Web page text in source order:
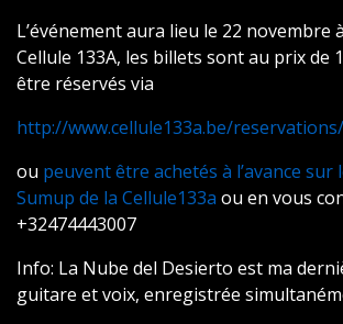
L’événement aura lieu le 22 novembre
Cellule 133A, les billets sont au prix de
être réservés via
http://www.cellule133a.be/reservations/
ou peuvent être achetés à l’avance sur
Sumup de la Cellule133a ou en vous
+32474443007
Info: La Nube del Desierto est ma
guitare et voix, enregistrée